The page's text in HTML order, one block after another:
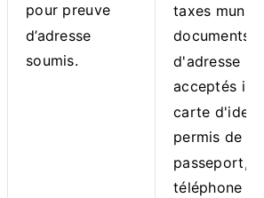
pour preuve
d’adresse
soumis.
taxes
documents
d'adresse
acceptés
carte
permis de
passeport,
téléphone